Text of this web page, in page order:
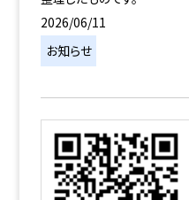
2026/06/11
お知らせ